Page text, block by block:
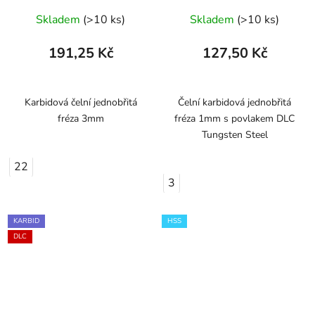
Skladem (>10 ks)
191,25 Kč
Karbidová čelní jednobřitá
fréza 3mm
22
Skladem (>10 ks)
127,50 Kč
Čelní karbidová jednobřitá
fréza 1mm s povlakem DLC
Tungsten Steel
3
KARBID
DLC
HSS